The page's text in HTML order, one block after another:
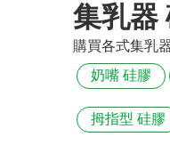
集乳器
購買各式集乳
奶嘴 硅膠
拇指型 硅膠